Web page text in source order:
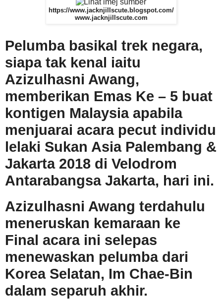
https://www.jacknjillscute.blogspot.com/
www.jacknjillscute.com
Pelumba basikal trek negara,
siapa tak kenal iaitu
Azizulhasni Awang,
memberikan Emas Ke – 5 buat
kontigen Malaysia apabila
menjuarai acara pecut individu
lelaki Sukan Asia Palembang &
Jakarta 2018 di Velodrom
Antarabangsa Jakarta, hari ini.
Azizulhasni Awang terdahulu
meneruskan kemaraan ke
Final acara ini selepas
menewaskan pelumba dari
Korea Selatan, Im Chae-Bin
dalam separuh akhir.